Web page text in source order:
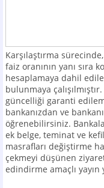
Karşılaştırma
faiz oranının yanı sıra
hesaplamaya dahil
bulunmaya
güncelliği garanti
bankanızdan ve
öğrenebilirsiniz.
ek belge, teminat ve
masrafları değiştirme
çekmeyi düşünen
edindirme amaçlı yayın